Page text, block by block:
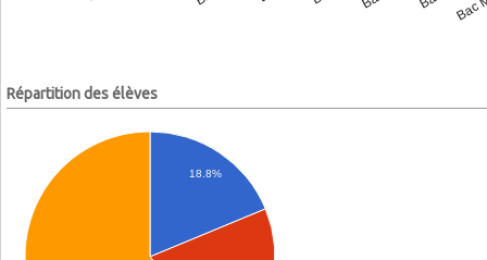
Répartition des élèves
18.8%